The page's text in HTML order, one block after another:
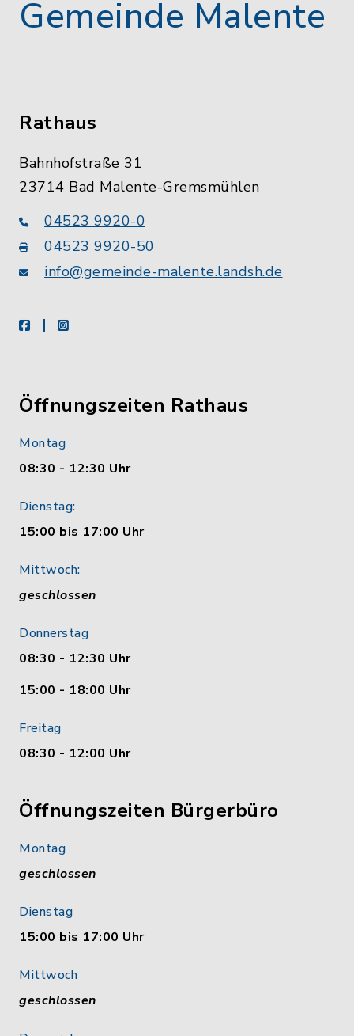
Gemeinde Malente
Rathaus
Bahnhofstraße 31
23714 Bad Malente-Gremsmühlen
04523 9920-0
04523 9920-50
info@gemeinde-malente.landsh.de
facebookinstagram
Öffnungszeiten Rathaus
Montag
08:30 - 12:30 Uhr
Dienstag:
15:00 bis 17:00 Uhr
Mittwoch:
geschlossen
Donnerstag
08:30 - 12:30 Uhr
15:00 - 18:00 Uhr
Freitag
08:30 - 12:00 Uhr
Öffnungszeiten Bürgerbüro
Montag
geschlossen
Dienstag
15:00 bis 17:00 Uhr
Mittwoch
geschlossen